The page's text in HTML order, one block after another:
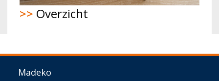
>> Overzicht
Madeko